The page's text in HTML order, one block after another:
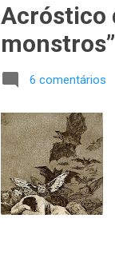
Acróstico
monstros”
6 comentários